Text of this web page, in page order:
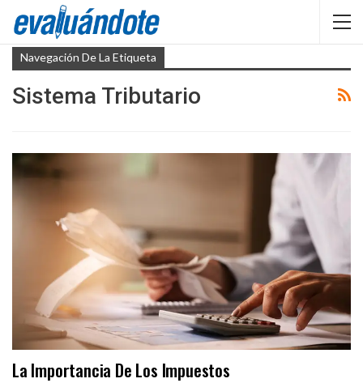
Navegación De La Etiqueta
Sistema Tributario
La Importancia De Los Impuestos